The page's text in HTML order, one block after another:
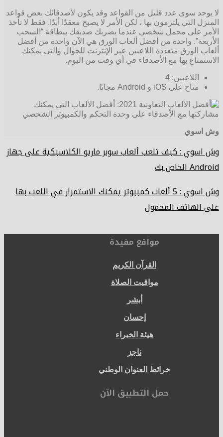
لا يوجد سوى عدد قليل من القواعد وقد يكون لأصدقائك بعض قواعد
المنزل التي يلتزمون بها ، لكن الأمر لا يصبح معقدًا أبدًا. فقط لا تأخذ
الأمر على محمل شخصي عندما يضربك صديقك ببطاقة “السحب
الأربعة”. واحدة من أفضل ألعاب الورق هي الآن واحدة من أفضل
ألعاب الورق متعددة اللاعبين عبر الإنترنت للجوال والتي يمكنك
الاستمتاع بها مع الأصدقاء في أي وقت من اليوم.
اللاعبين: 4
متاح على iOS و Android مجانًا.
وش اسوي
وش اسوي : كيف تلعب ألعاب سوبر ماريو الكلاسيكية على جهاز
Android الخاص بك
وش اسوي : 5 ألعاب كمبيوتر يمكنك الاستمرار في اللعب بها
على الهاتف المحمول
مواقع مفيدة
القرآن الكريم
مواقيت الصلاة
أبشر
إحسان
هيئة الخبراء
ناجز
خرائط العنوان الوطني
حمل التطبيق الآن